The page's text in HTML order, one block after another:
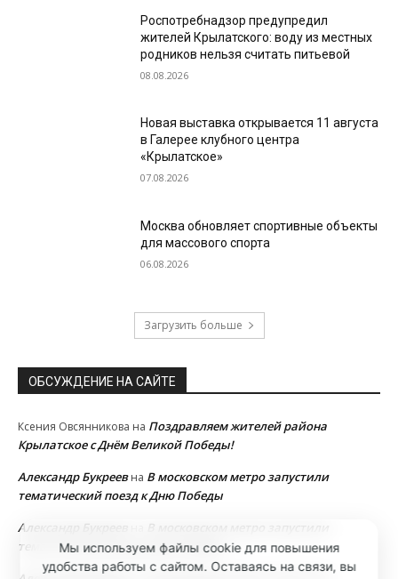
Роспотребнадзор предупредил
жителей Крылатского: воду из местных
родников нельзя считать питьевой
08.08.2026
Новая выставка открывается 11 августа
в Галерее клубного центра
«Крылатское»
07.08.2026
Москва обновляет спортивные объекты
для массового спорта
06.08.2026
Загрузить больше
ОБСУЖДЕНИЕ НА САЙТЕ
Ксения Овсянникова на Поздравляем жителей района
Крылатское с Днём Великой Победы!
Александр Букреевна В московском метро запустили
тематический поезд к Дню Победы
Александр Букреев
В московском метро запустили
тематический поезд к Дню Победы
Мы используем файлы cookie для повышения
удобства работы с сайтом. Оставаясь на связи, вы